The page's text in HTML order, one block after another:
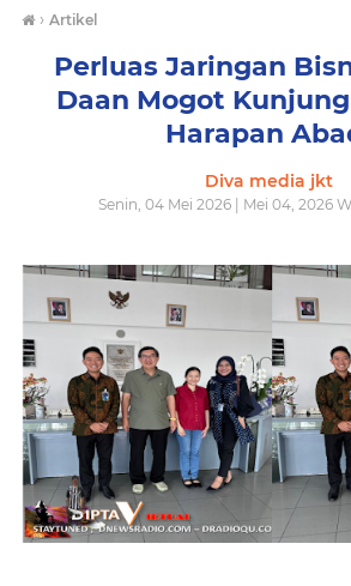
› Artikel
Perluas Jaringan
Daan Mogot
Harapan
Diva media jkt
Senin, 04 Mei 2026 | Mei 04, 2026